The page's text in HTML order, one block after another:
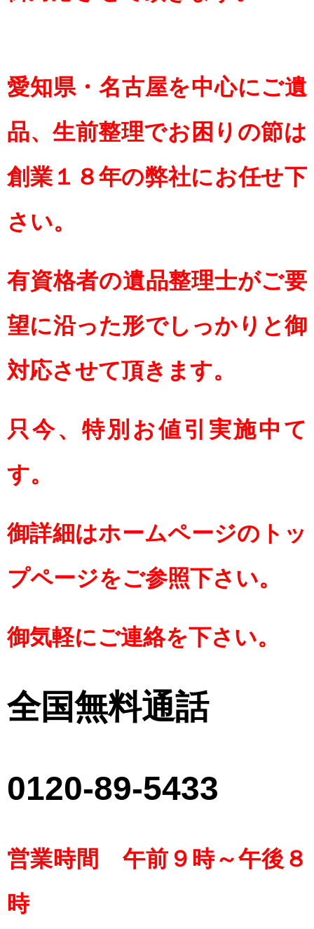
愛知県・名古屋を中心にご遺
品、生前整理でお困りの節は
創業１８年の弊社にお任せ下
さい。
有資格者の遺品整理士がご要
望に沿った形でしっかりと御
対応させて頂きます。
只今、特別お値引実施中て
す。
御詳細はホームページのトッ
プページをご参照下さい。
御気軽にご連絡を下さい。
全国無料通話
0120-89-5433
営業時間 午前９時～午後８
時